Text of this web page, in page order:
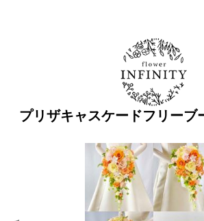
プリザキャスケードフリーブ